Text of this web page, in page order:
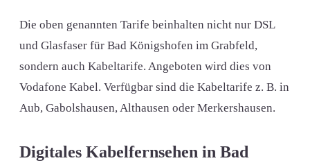
Die oben genannten Tarife beinhalten nicht nur DSL
und Glasfaser für Bad Königshofen im Grabfeld,
sondern auch Kabeltarife. Angeboten wird dies von
Vodafone Kabel. Verfügbar sind die Kabeltarife z. B. in
Aub, Gabolshausen, Althausen oder Merkershausen.
Digitales Kabelfernsehen in Bad